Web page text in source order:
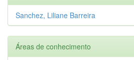
Sanchez, Liliane Barreira
Áreas de conhecimento